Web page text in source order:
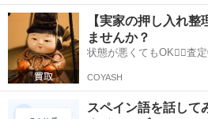
みませんか？キャリアのある講師による個
円）、他にも初級、中級などレベル別の
19000円）があるので、気...
広島 広島市 土橋駅 中国語
【実家の押し入れ整
ませんか？
状態が悪くてもOK🙆‍♀️査
COYASH
スペイン語を話して